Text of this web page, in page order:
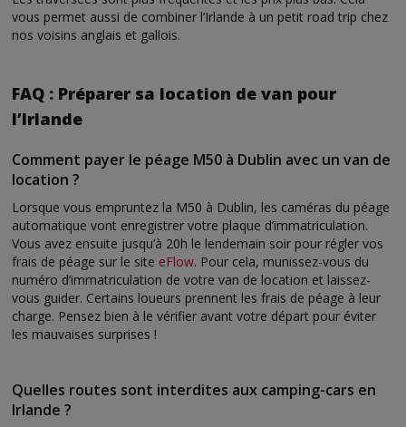
vous permet aussi de combiner l’Irlande à un petit road trip chez
nos voisins anglais et gallois.
FAQ : Préparer sa location de van pour
l’Irlande
Comment payer le péage M50 à Dublin avec un van de
location ?
Lorsque vous empruntez la M50 à Dublin, les caméras du péage
automatique vont enregistrer votre plaque d’immatriculation.
Vous avez ensuite jusqu’à 20h le lendemain soir pour régler vos
frais de péage sur le site eFlow. Pour cela, munissez-vous du
numéro d’immatriculation de votre van de location et laissez-
vous guider. Certains loueurs prennent les frais de péage à leur
charge. Pensez bien à le vérifier avant votre départ pour éviter
les mauvaises surprises !
Quelles routes sont interdites aux camping-cars en
Irlande ?